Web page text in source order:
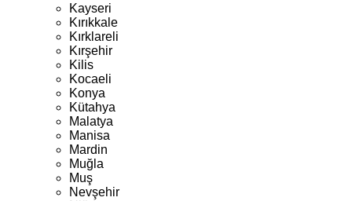
Kayseri
Kırıkkale
Kırklareli
Kırşehir
Kilis
Kocaeli
Konya
Kütahya
Malatya
Manisa
Mardin
Muğla
Muş
Nevşehir